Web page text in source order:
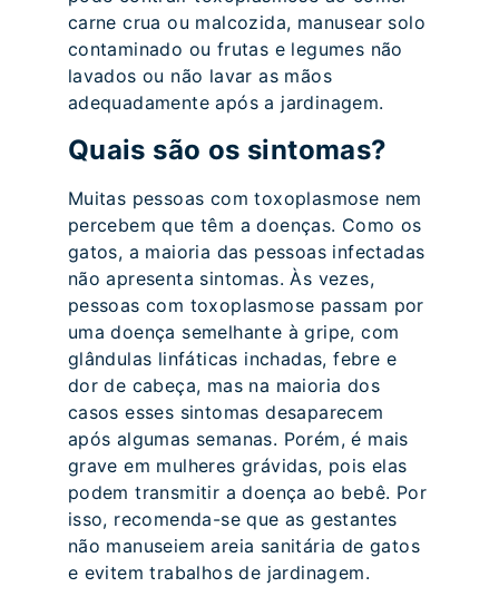
carne crua ou malcozida, manusear solo
contaminado ou frutas e legumes não
lavados ou não lavar as mãos
adequadamente após a jardinagem.
Quais são os sintomas?
Muitas pessoas com toxoplasmose nem
percebem que têm a doenças. Como os
gatos, a maioria das pessoas infectadas
não apresenta sintomas. Às vezes,
pessoas com toxoplasmose passam por
uma doença semelhante à gripe, com
glândulas linfáticas inchadas, febre e
dor de cabeça, mas na maioria dos
casos esses sintomas desaparecem
após algumas semanas. Porém, é mais
grave em mulheres grávidas, pois elas
podem transmitir a doença ao bebê. Por
isso, recomenda-se que as gestantes
não manuseiem areia sanitária de gatos
e evitem trabalhos de jardinagem.